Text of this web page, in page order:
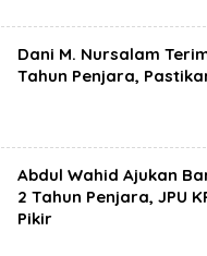
Dani M. Nursalam
Tahun Penjara,
Abdul Wahid Ajukan
2 Tahun Penjara, JPU
Pikir